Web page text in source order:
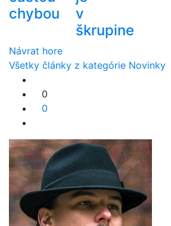
chybou
v
škrupine
Návrat hore
Všetky články z kategórie Novinky
0
0